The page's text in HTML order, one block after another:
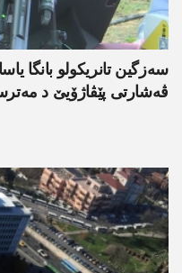
سەزگین تانریکولو بانگا
ڤەشارتی پێڤاژۆیێ د